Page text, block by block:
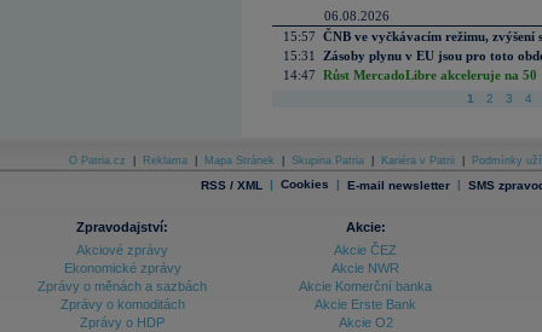
06.08.2026
15:57 ČNB ve vyčkávacím režimu, zvýšení
15:31
Zásoby plynu v EU jsou pro toto
14:47 Růst MercadoLibre akceleruje na
1 2 3 4
O Patria.cz Reklama Mapa Stránek Skupina Patria Kariéra v Patrii Podmínky
RSS / XML | Cookies | E-mail newsletter | SMS
Zpravodajství:
Akciové zprávy
Ekonomické zprávy
Zprávy o měnách a sazbách
Zprávy o komoditách
Zprávy o HDP
Akcie:
Akcie ČEZ
Akcie NWR
Akcie Komerční banka
Akcie Erste Bank
Akcie O2